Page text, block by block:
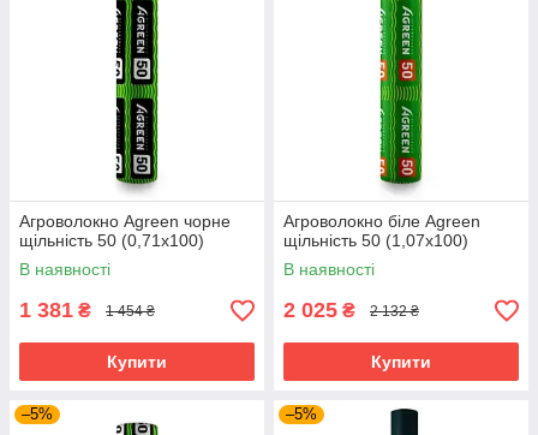
Агроволокно Agreen чорне
щільність 50 (0,71х100)
В наявності
1 381 ₴ 1 454 ₴
Купити
Агроволокно біле Agreen
щільність 50 (1,07х100)
В наявності
2 025 ₴ 2 132 ₴
Купити
–5% –5%